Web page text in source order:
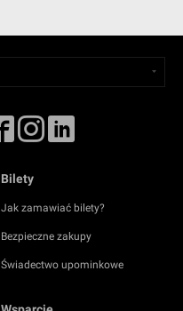
Bilety
Jak zamawiać bilety?
Bezpieczne zakupy
Świadectwo upominkowe